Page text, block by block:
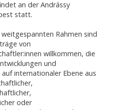
an der Andrássy
statt.
Rahmen sind
von
willkommen, die
und
internationaler Ebene aus
oder